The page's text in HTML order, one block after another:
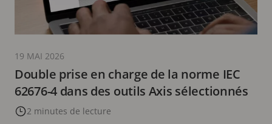
Double prise en charge de la norme IEC
62676-4 dans des outils Axis sélectionnés
2 minutes de lecture
19 MAI 2026